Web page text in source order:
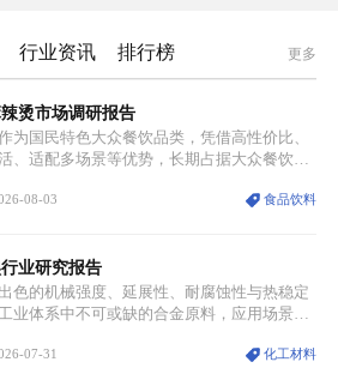
行业资讯 排行榜 更多
烫市场调研报告
为国民特色大众餐饮品类，凭借高性价比、
、适配多场景等优势，长期占据大众餐饮重
消费需求升级、线上流量变革、新零售业态
消费、创业、政策、技术多重驱动下，依旧
的发展活力。
08-03 食品饮料
业研究报告
色的机械强度、延展性、耐腐蚀性与热稳定
业体系中不可或缺的合金原料，应用场景横
以被替代。依托理化优势，镍被全球主要经
07-31 化工材料